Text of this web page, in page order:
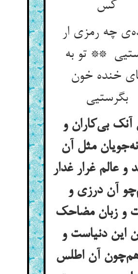
چه رمزی ار
** تو به
خنده خون
بگرستیی
آنک بی‌کاران و
مثل آن
و عالم غرار غدار
آن درزی و
و زبان مضاحک
این دنیاست و
آن اطلس